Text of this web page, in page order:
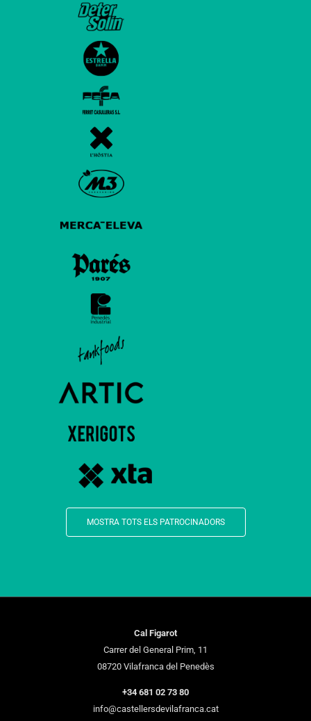
MOSTRA TOTS ELS PATROCINADORS
Cal Figarot
Carrer del General Prim, 11
08720 Vilafranca del Penedès
+34 681 02 73 80
info@castellersdevilafranca.cat